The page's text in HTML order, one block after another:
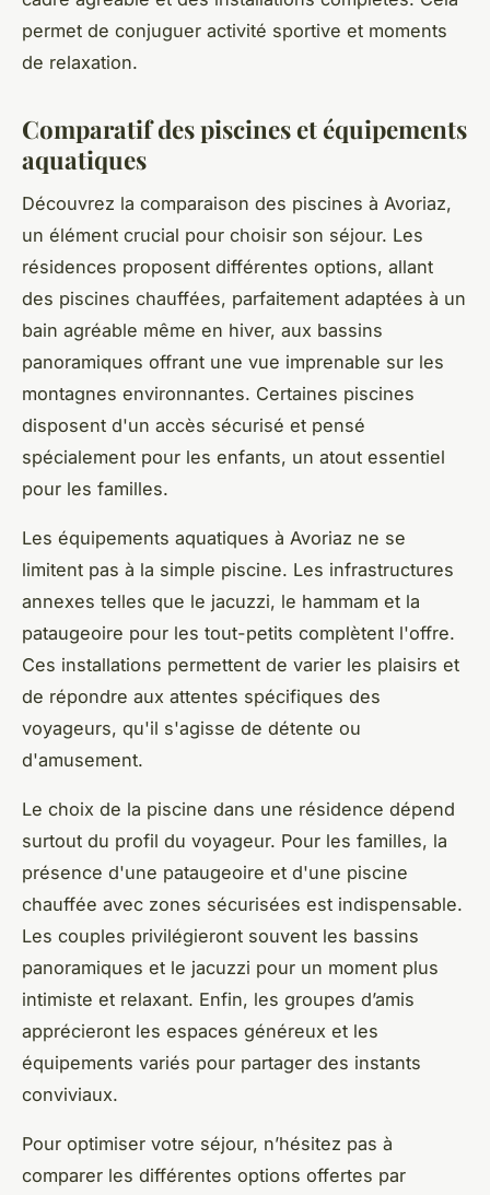
permet de conjuguer activité sportive et moments
de relaxation.
Comparatif des piscines et équipements
aquatiques
Découvrez la comparaison des piscines à Avoriaz,
un élément crucial pour choisir son séjour. Les
résidences proposent différentes options, allant
des piscines chauffées, parfaitement adaptées à un
bain agréable même en hiver, aux bassins
panoramiques offrant une vue imprenable sur les
montagnes environnantes. Certaines piscines
disposent d'un accès sécurisé et pensé
spécialement pour les enfants, un atout essentiel
pour les familles.
Les équipements aquatiques à Avoriaz ne se
limitent pas à la simple piscine. Les infrastructures
annexes telles que le jacuzzi, le hammam et la
pataugeoire pour les tout-petits complètent l'offre.
Ces installations permettent de varier les plaisirs et
de répondre aux attentes spécifiques des
voyageurs, qu'il s'agisse de détente ou
d'amusement.
Le choix de la piscine dans une résidence dépend
surtout du profil du voyageur. Pour les familles, la
présence d'une pataugeoire et d'une piscine
chauffée avec zones sécurisées est indispensable.
Les couples privilégieront souvent les bassins
panoramiques et le jacuzzi pour un moment plus
intimiste et relaxant. Enfin, les groupes d’amis
apprécieront les espaces généreux et les
équipements variés pour partager des instants
conviviaux.
Pour optimiser votre séjour, n’hésitez pas à
comparer les différentes options offertes par